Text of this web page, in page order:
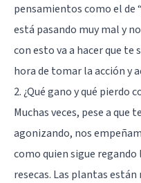
pensamientos como el de
está pasando muy mal y
con esto va a hacer que te
hora de tomar la acción y
2. ¿Qué gano y qué pierdo
Muchas veces, pese a
agonizando, nos
como quien sigue
resecas. Las plantas